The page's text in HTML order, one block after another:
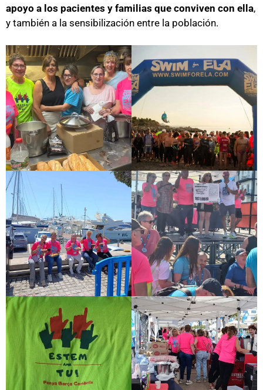
apoyo a los pacientes y familias que conviven con ella,
y también a la sensibilización entre la población.